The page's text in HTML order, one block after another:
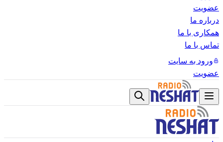
عضویت
درباره ما
همکاری با ما
تماس با ما
ورود به سایت
عضویت